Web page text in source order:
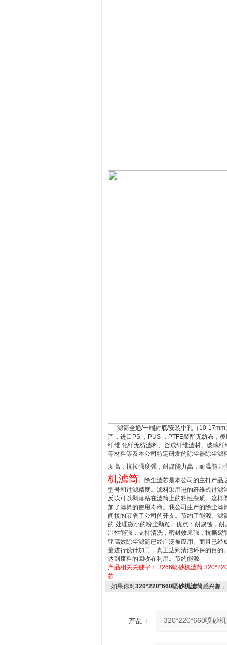
滤筒全通/一端封底/安装中孔（10-17mm
产，进口PS ，PUS ，PTFE聚酯无纺布，
纤维.化纤无纺滤料、合成纤维滤材、玻璃
等材料等及本公司特定研发的除尘器除尘
度高，抗拉强度强，耐腐能力高，耐温能力
机滤筒。除尘滤芯是本公司的主打产品
型号和过滤精度。滤料采用进的纤维式过
反吹可以剥落粘在滤筒上的粘性杂质。这
加了滤筒的使用寿命。我公司生产的除尘
间接的节省了公司的开支。节约了能源。
的 处理微小的粉尘颗粒。优点：耐腐蚀，
湿性能强，支持清洗，密封效果强，抗撕
亚高效除尘滤筒已经广泛被应用。而且已
量进行设计加工，真正达到清洁环保的目
达到废料的回收在利用。节约能源
产品相关关键字： 3266喷砂机滤筒
芯
如果你对320*220*660喷砂机滤筒感兴趣
产品：